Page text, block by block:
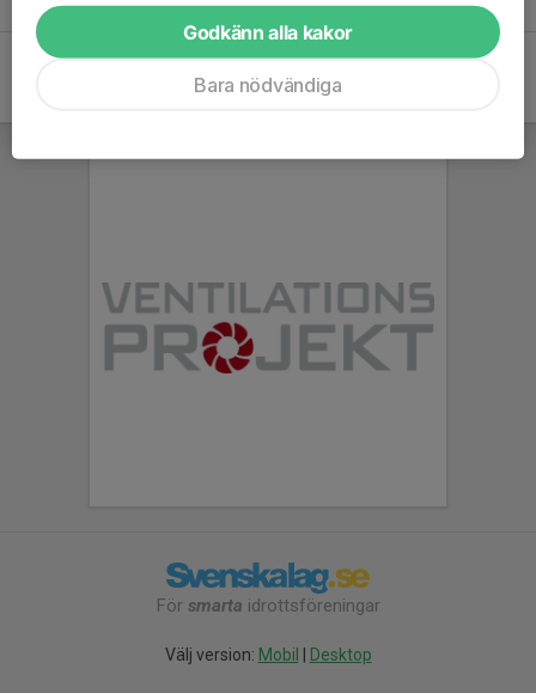
För smarta idrottsföreningar
Välj version: Mobil Desktop
Godkänn alla kakor
Bara nödvändiga